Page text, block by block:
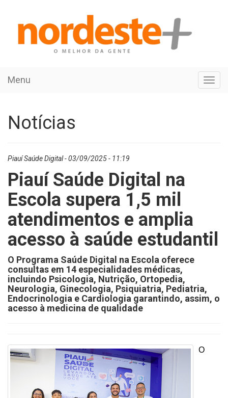
Menu
Notícias
Piauí Saúde Digital - 03/09/2025 - 11:19
Piauí Saúde Digital na
Escola supera 1,5 mil
atendimentos e amplia
acesso à saúde estudantil
O Programa Saúde Digital na Escola oferece
consultas em 14 especialidades médicas,
incluindo Psicologia, Nutrição, Ortopedia,
Neurologia, Ginecologia, Psiquiatria, Pediatria,
Endocrinologia e Cardiologia garantindo, assim, o
acesso à medicina de qualidade
O